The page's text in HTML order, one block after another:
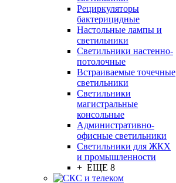
Рециркуляторы
бактерицидные
Настольные лампы и
светильники
Светильники настенно-
потолочные
Встраиваемые точечные
светильники
Светильники
магистральные
консольные
Административно-
офисные светильники
Светильники для ЖКХ
и промышленности
+ ЕЩЕ 8